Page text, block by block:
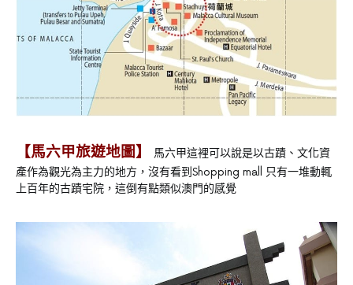
【馬六甲旅遊地圖】
馬六甲這裡可以說是以古蹟、文化資
產作為觀光為主力的地方，沒有看到Shopping mall 只有一堆動輒
上百年的古蹟宅院，這倒有點類似澳門的感覺